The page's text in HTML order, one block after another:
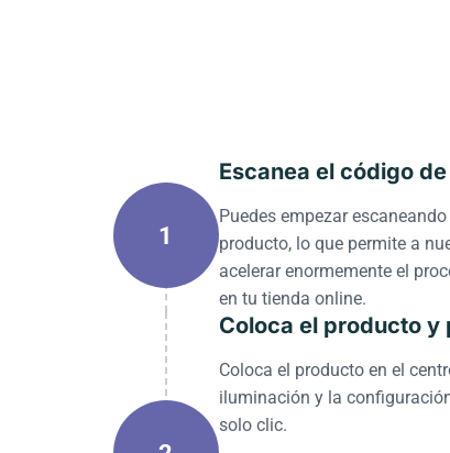
1
Escanea el código
Puedes empezar
producto, lo que permite a
acelerar enormemente el
en tu tienda online.
Coloca el producto y
Coloca el producto en el
iluminación y la
solo clic.